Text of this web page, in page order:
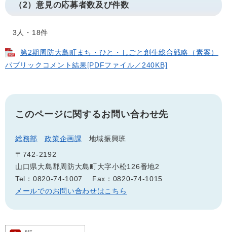
（2）意見の応募者数及び件数
3人・18件
第2期周防大島町まち・ひと・しごと創生総合戦略（素案）
パブリックコメント結果[PDFファイル／240KB]
このページに関するお問い合わせ先
総務部 政策企画課
地域振興班
〒742-2192
山口県大島郡周防大島町大字小松126番地2
Tel：0820-74-1007
Fax：0820-74-1015
メールでのお問い合わせはこちら